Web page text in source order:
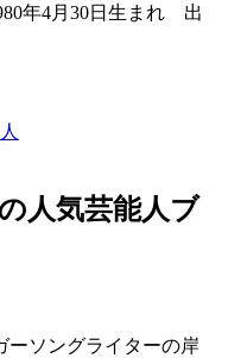
年4月30日生まれ 出
人気芸能人ブ
ーソングライターの岸